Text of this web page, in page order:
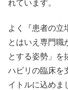
れています。
よく『患者の立
とはいえ専門職
とする姿勢」を
ハビリの臨床を
イトルに込めま